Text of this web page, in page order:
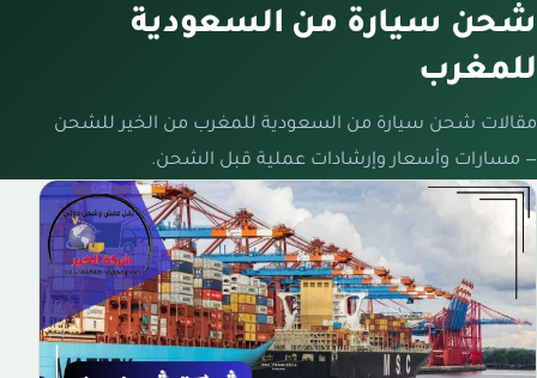
شحن سيارة من السعودية
للمغرب
مقالات شحن سيارة من السعودية للمغرب من الخير للشحن
— مسارات وأسعار وإرشادات عملية قبل الشحن.